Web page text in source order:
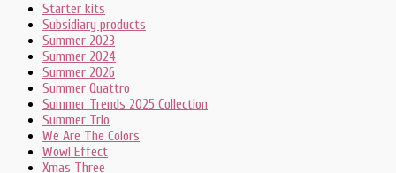
Starter kits
Subsidiary products
Summer 2023
Summer 2024
Summer 2026
Summer Quattro
Summer Trends 2025 Collection
Summer Trio
We Are The Colors
Wow! Effect
Xmas Three